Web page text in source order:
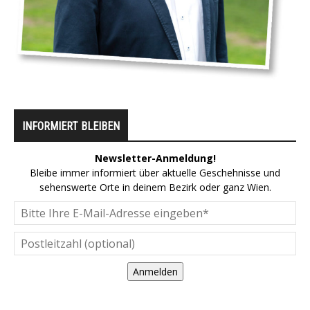
INFORMIERT BLEIBEN
Newsletter-Anmeldung!
Bleibe immer informiert über aktuelle Geschehnisse und
sehenswerte Orte in deinem Bezirk oder ganz Wien.
Anmelden